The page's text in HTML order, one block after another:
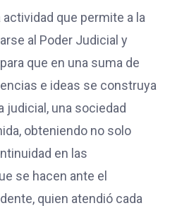
que permite a la
al Poder Judicial y
que en una suma de
e ideas se construya
judicial, una sociedad
obteniendo no solo
en las
se hacen ante el
quien atendió cada